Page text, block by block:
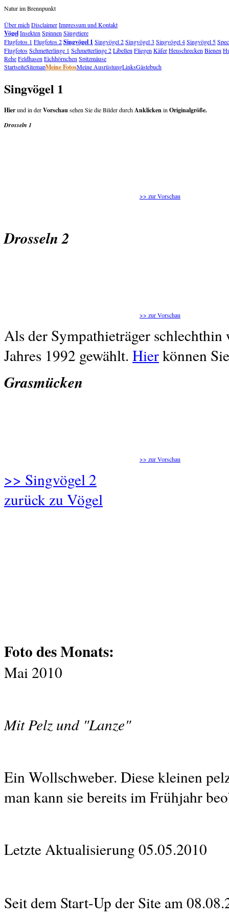
Natur im Brennpunkt
Über michDisclaimerImpressum und Kontakt
VögelInsekten Spinnen Säugetiere
Flugfotos 1 Flugfotos 2Singvögel 1 Singvögel 2Singvögel 3 Singvögel 4Singvögel 5
FlugfotosSchmetterlinge 1 Schmetterlinge 2Libellen Fliegen KäferHeuschrecken Bienen
ReheFeldhasen Eichhörnchen Spitzmäuse
StartseiteSitemapMeine FotosMeine AusrüstungLinksGästebuch
Singvögel 1
Hierund in derVorschausehen Sie die Bilder durchAnklickenin Originalgröße.
Drosseln 1
>> zur Vorschau
Drosseln 2
>> zur Vorschau
Als der Sympathieträger
Jahres 1992 gewählt. Hierkönnen
Grasmücken
>> zur Vorschau
>> Singvögel 2
zurück zu Vögel
Foto des Monats:
Mai 2010
Mit Pelz und "Lanze"
Ein Wollschweber. Diese kleinen
man kann sie bereits im Frühjahr
Letzte Aktualisierung 05.05.2010
Seit dem Start-Up der Site am